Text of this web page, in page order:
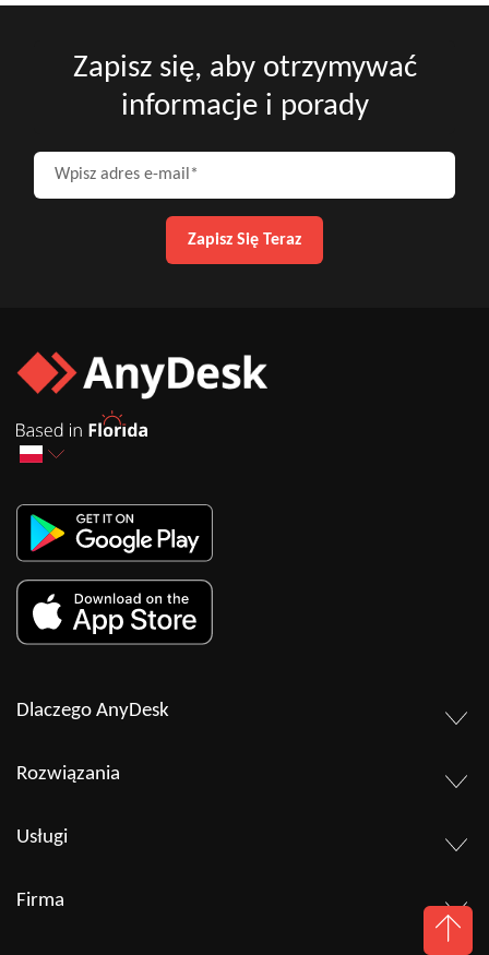
Zapisz się, aby otrzymywać
informacje i porady
Zapisz Się Teraz
Dlaczego AnyDesk
Rozwiązania
Usługi
Firma